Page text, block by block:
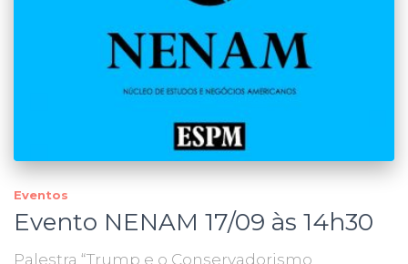
Eventos
Evento NENAM 17/09 às 14h30
Palestra “Trump e o Conservadorismo